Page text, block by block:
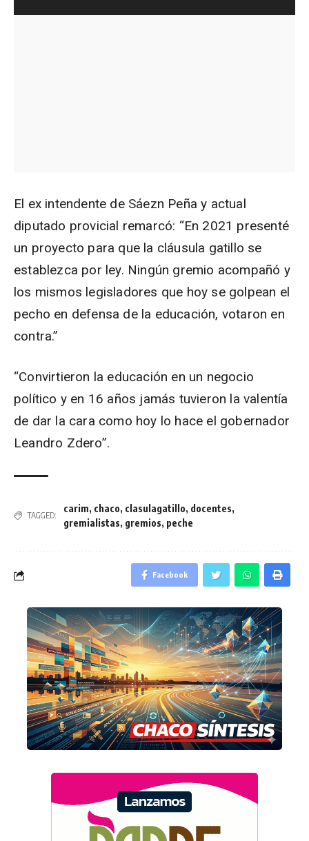
El ex intendente de Sáezn Peña y actual
diputado provicial remarcó: “En 2021 presenté
un proyecto para que la cláusula gatillo se
establezca por ley. Ningún gremio acompañó y
los mismos legisladores que hoy se golpean el
pecho en defensa de la educación, votaron en
contra.”
“Convirtieron la educación en un negocio
político y en 16 años jamás tuvieron la valentía
de dar la cara como hoy lo hace el gobernador
Leandro Zdero”.
TAGGED:
carim, chaco, clasulagatillo, docentes,
gremialistas, gremios, peche
Facebook